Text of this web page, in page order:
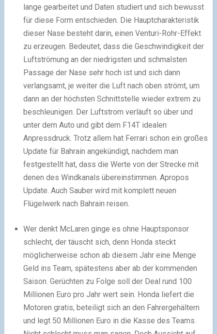
lange gearbeitet und Daten studiert und sich bewusst
für diese Form entschieden. Die Hauptcharakteristik
dieser Nase besteht darin, einen Venturi-Rohr-Effekt
zu erzeugen. Bedeutet, dass die Geschwindigkeit der
Luftströmung an der niedrigsten und schmalsten
Passage der Nase sehr hoch ist und sich dann
verlangsamt, je weiter die Luft nach oben strömt, um
dann an der höchsten Schnittstelle wieder extrem zu
beschleunigen. Der Luftstrom verläuft so über und
unter dem Auto und gibt dem F14T idealen
Anpressdruck. Trotz allem hat Ferrari schon ein großes
Update für Bahrain angekündigt, nachdem man
festgestellt hat, dass die Werte von der Strecke mit
denen des Windkanals übereinstimmen. Apropos
Update. Auch Sauber wird mit komplett neuen
Flügelwerk nach Bahrain reisen.
Wer denkt McLaren ginge es ohne Hauptsponsor
schlecht, der täuscht sich, denn Honda steckt
möglicherweise schon ab diesem Jahr eine Menge
Geld ins Team, spätestens aber ab der kommenden
Saison. Gerüchten zu Folge soll der Deal rund 100
Millionen Euro pro Jahr wert sein. Honda liefert die
Motoren gratis, beteiligt sich an den Fahrergehältern
und legt 50 Millionen Euro in die Kasse des Teams.